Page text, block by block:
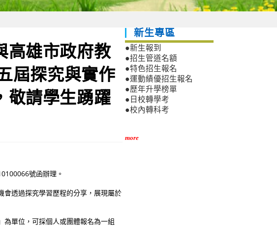
高雄市政府教
屆探究與實作
敬請學生踴躍
號函辦理。
會透過探究學習歷程的分享，展現屬於
為單位，可採個人或團體報名為一組
新生專區
●新生報到
●招生管道名額
●特色招生報名
●運動績優招生報名
●歷年升學榜單
●日校轉學考
●校內轉科考
more